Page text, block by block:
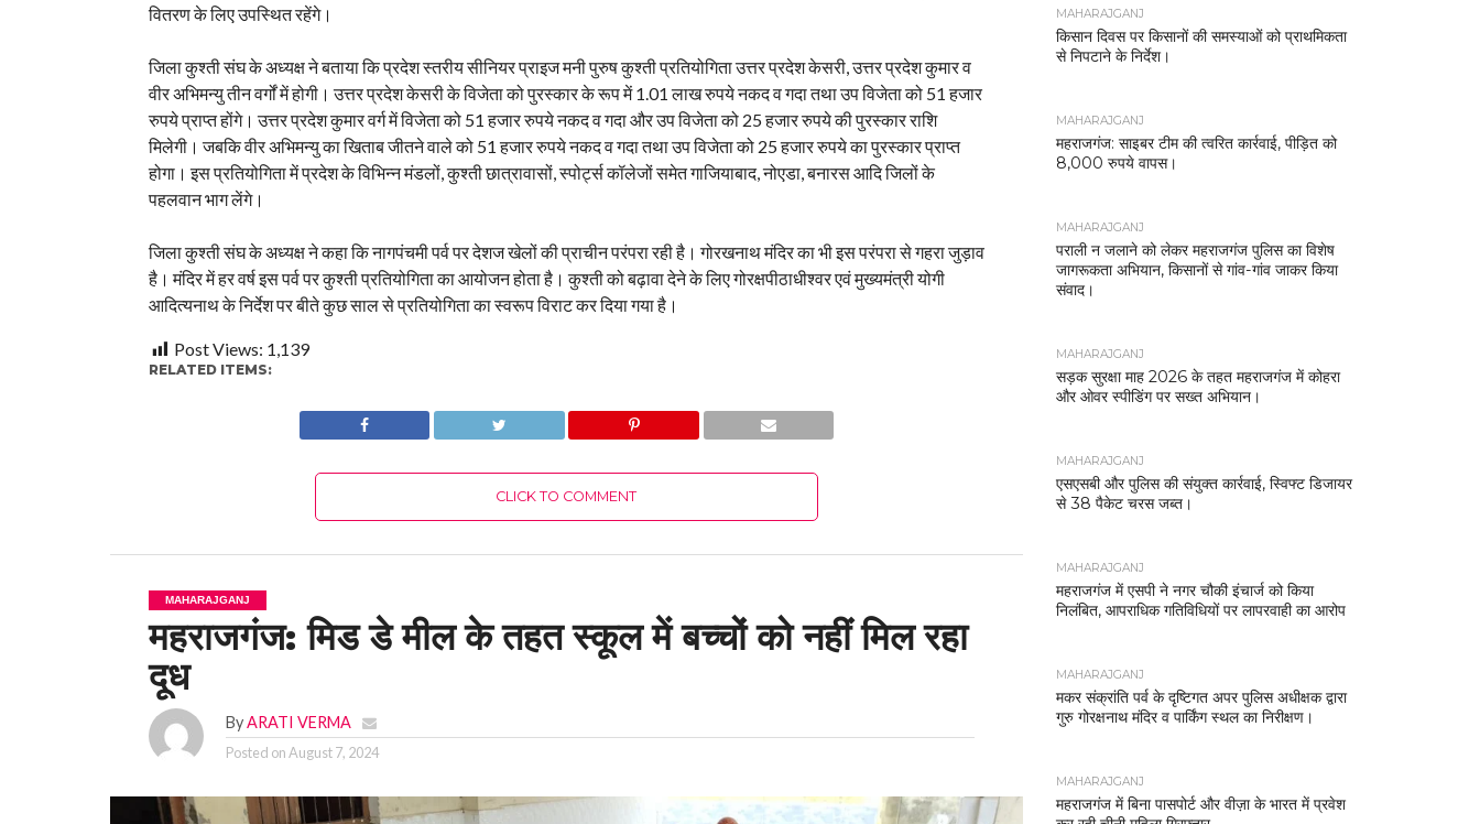
वितरण के लिए उपस्थित रहेंगे।
जिला कुश्ती संघ के अध्यक्ष ने बताया कि प्रदेश स्तरीय सीनियर प्राइज मनी पुरुष कुश्ती प्रतियोगिता उत्तर प्रदेश केसरी, उत्तर प्रदेश कुमार व
वीर अभिमन्यु तीन वर्गों में होगी। उत्तर प्रदेश केसरी के विजेता को पुरस्कार के रूप में 1.01 लाख रुपये नकद व गदा तथा उप विजेता को 51 हजार
रुपये प्राप्त होंगे। उत्तर प्रदेश कुमार वर्ग में विजेता को 51 हजार रुपये नकद व गदा और उप विजेता को 25 हजार रुपये की पुरस्कार राशि
मिलेगी। जबकि वीर अभिमन्यु का खिताब जीतने वाले को 51 हजार रुपये नकद व गदा तथा उप विजेता को 25 हजार रुपये का पुरस्कार प्राप्त
होगा। इस प्रतियोगिता में प्रदेश के विभिन्न मंडलों, कुश्ती छात्रावासों, स्पोर्ट्स कॉलेजों समेत गाजियाबाद, नोएडा, बनारस आदि जिलों के
पहलवान भाग लेंगे।
जिला कुश्ती संघ के अध्यक्ष ने कहा कि नागपंचमी पर्व पर देशज खेलों की प्राचीन परंपरा रही है। गोरखनाथ मंदिर का भी इस परंपरा से गहरा जुड़ाव
है। मंदिर में हर वर्ष इस पर्व पर कुश्ती प्रतियोगिता का आयोजन होता है। कुश्ती को बढ़ावा देने के लिए गोरक्षपीठाधीश्वर एवं मुख्यमंत्री योगी
आदित्यनाथ के निर्देश पर बीते कुछ साल से प्रतियोगिता का स्वरूप विराट कर दिया गया है।
Post Views: 1,139
RELATED ITEMS:
CLICK TO COMMENT
MAHARAJGANJ
महराजगंज: मिड डे मील के तहत स्कूल में बच्चों को नहीं मिल रहा
दूध
ByARATI VERMA
Posted onAugust 7, 2024
MAHARAJGANJ
किसान दिवस पर किसानों की समस्याओं को प्राथमिकता
से निपटाने के निर्देश।
MAHARAJGANJ
महराजगंज: साइबर टीम की त्वरित कार्रवाई, पीड़ित को
8,000 रुपये वापस।
MAHARAJGANJ
पराली न जलाने को लेकर महराजगंज पुलिस का विशेष
जागरूकता अभियान, किसानों से गांव-गांव जाकर किया
संवाद।
MAHARAJGANJ
सड़क सुरक्षा माह 2026 के तहत महराजगंज में कोहरा
और ओवर स्पीडिंग पर सख्त अभियान।
MAHARAJGANJ
एसएसबी और पुलिस की संयुक्त कार्रवाई, स्विफ्ट डिजायर
से 38 पैकेट चरस जब्त।
MAHARAJGANJ
महराजगंज में एसपी ने नगर चौकी इंचार्ज को किया
निलंबित, आपराधिक गतिविधियों पर लापरवाही का आरोप
MAHARAJGANJ
मकर संक्रांति पर्व के दृष्टिगत अपर पुलिस अधीक्षक द्वारा
गुरु गोरक्षनाथ मंदिर व पार्किंग स्थल का निरीक्षण।
MAHARAJGANJ
महराजगंज में बिना पासपोर्ट और वीज़ा के भारत में प्रवेश